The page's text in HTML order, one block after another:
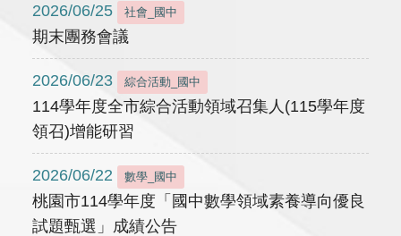
2026/06/25 社會_國中
期末團務會議
2026/06/23 綜合活動_國中
114學年度全市綜合活動領域召集人(115學年度
領召)增能研習
2026/06/22 數學_國中
桃園市114學年度「國中數學領域素養導向優良
試題甄選」成績公告